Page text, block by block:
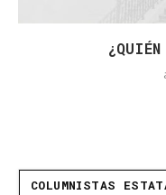
COLUMNISTAS